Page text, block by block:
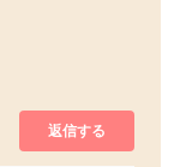
返信する